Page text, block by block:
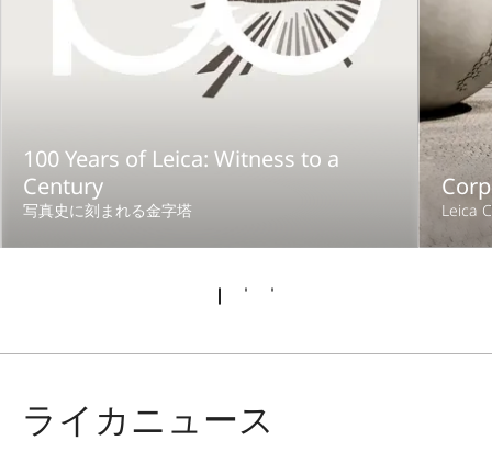
100 Years of Leica: Witness to a
Century
写真史に刻まれる金字塔 Leica
ライカニュース